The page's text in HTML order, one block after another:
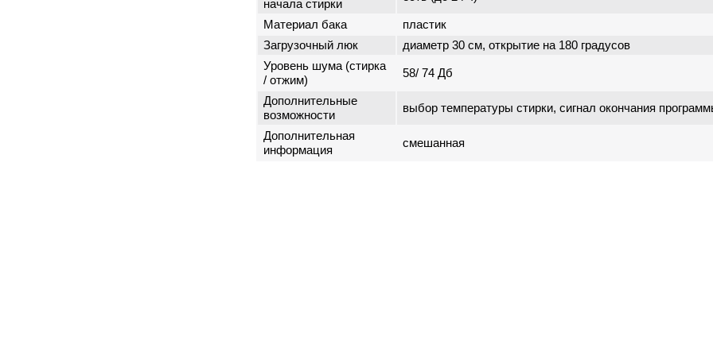
начала стирки
Материал бака
пластик
Загрузочный люк
диаметр 30 см, открытие на 180 градусов
Уровень шума (стирка
/ отжим)
58/ 74 Дб
Дополнительные
возможности
выбор температуры стирки, сигнал окончания
Дополнительная
информация
смешанная